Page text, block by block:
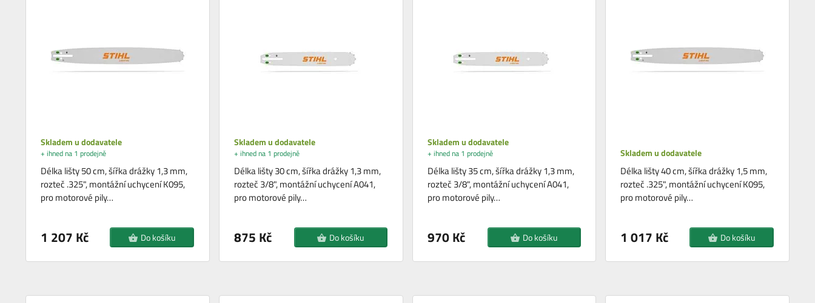
Skladem u dodavatele
+ ihned na 1 prodejně
Délka lišty 50 cm, šířka drážky 1,3 mm,
rozteč .325", montážní uchycení K095,
pro motorové pily…
1 207 Kč Do košíku
Skladem u dodavatele
+ ihned na 1 prodejně
Délka lišty 30 cm, šířka drážky 1,3 mm,
rozteč 3/8", montážní uchycení A041,
pro motorové pily…
875 Kč Do košíku
Skladem u dodavatele
+ ihned na 1 prodejně
Délka lišty 35 cm, šířka drážky 1,3 mm,
rozteč 3/8", montážní uchycení A041,
pro motorové pily…
970 Kč Do košíku
Skladem u dodavatele
Délka lišty 40 cm, šířka drážky 1,5 mm,
rozteč .325", montážní uchycení K095,
pro motorové pily…
1 017 Kč Do košíku